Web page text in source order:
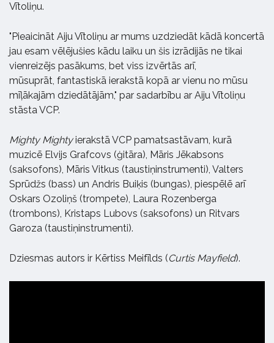
Vītoliņu.
"Pieaicināt Aiju Vītoliņu ar mums uzdziedāt kādā koncertā
jau esam vēlējušies kādu laiku un šis izrādijās ne tikai
vienreizējs pasākums, bet viss izvērtās arī,
mūsuprāt, fantastiskā ierakstā kopā ar vienu no mūsu
mīļākajām dziedātājām," par sadarbību ar Aiju Vītoliņu
stāsta VCP.
Mighty Mightyierakstā VCP pamatsastāvam, kurā
muzicē Elvijs Grafcovs (ģitāra), Māris Jēkabsons
(saksofons), Māris Vitkus (taustiņinstrumenti), Valters
Sprūdžs (bass) un Andris Buiķis (bungas), piespēlē arī
Oskars Ozoliņš (trompete), Laura Rozenberga
(trombons), Kristaps Lubovs (saksofons) un Ritvars
Garoza (taustiņinstrumenti).
Dziesmas autors ir Kērtiss Meifīlds (Curtis Mayfield).